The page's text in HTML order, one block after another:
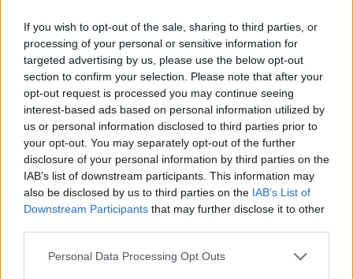
If you wish to opt-out of the sale, sharing to third parties, or
processing of your personal or sensitive information for
targeted advertising by us, please use the below opt-out
section to confirm your selection. Please note that after your
opt-out request is processed you may continue seeing
interest-based ads based on personal information utilized by
us or personal information disclosed to third parties prior to
your opt-out. You may separately opt-out of the further
disclosure of your personal information by third parties on the
IAB’s list of downstream participants. This information may
also be disclosed by us to third parties on the IAB’s List of
Downstream Participants that may further disclose it to other
Personal Data Processing Opt Outs
wjeżdżającymi samochodami, a także na tworzeniu
przez jednego z sąsiadów altan na podwórkach z
ławkami. Cały projekt „Ekosystem Praga” opiera się
na miękkiej urbanistyce, czyli eksperymencie
architektonicznym.
REKLAMA